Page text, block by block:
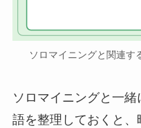
ソロマイニングと関連す
ソロマイニングと一
語を整理しておくと